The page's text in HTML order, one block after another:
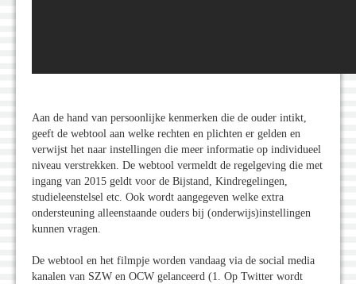
Aan de hand van persoonlijke kenmerken die de ouder intikt,
geeft de webtool aan welke rechten en plichten er gelden en
verwijst het naar instellingen die meer informatie op individueel
niveau verstrekken. De webtool vermeldt de regelgeving die met
ingang van 2015 geldt voor de Bijstand, Kindregelingen,
studieleenstelsel etc. Ook wordt aangegeven welke extra
ondersteuning alleenstaande ouders bij (onderwijs)instellingen
kunnen vragen.
De webtool en het filmpje worden vandaag via de social media
kanalen van SZW en OCW gelanceerd (1. Op Twitter wordt